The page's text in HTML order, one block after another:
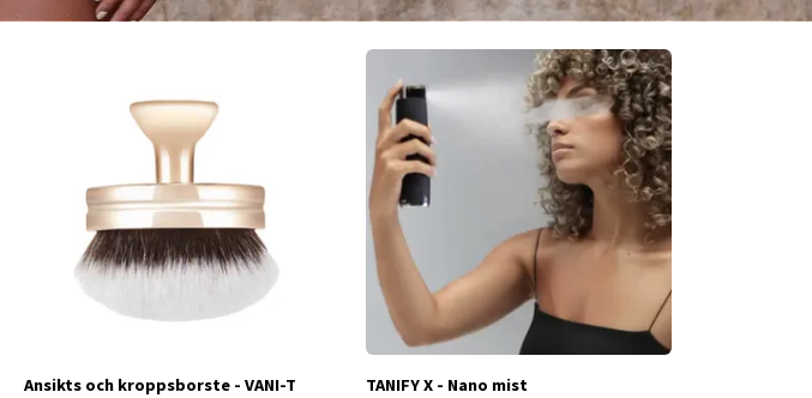
Ansikts och kroppsborste - VANI-T TANIFY X - Nano mist